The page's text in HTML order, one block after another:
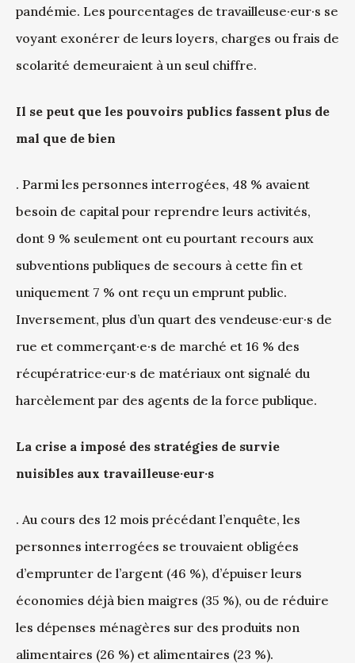
pandémie. Les pourcentages de travailleuse·eur·s se
voyant exonérer de leurs loyers, charges ou frais de
scolarité demeuraient à un seul chiffre.
Il se peut que les pouvoirs publics fassent plus de
mal que de bien
. Parmi les personnes interrogées, 48 % avaient
besoin de capital pour reprendre leurs activités,
dont 9 % seulement ont eu pourtant recours aux
subventions publiques de secours à cette fin et
uniquement 7 % ont reçu un emprunt public.
Inversement, plus d’un quart des vendeuse·eur·s de
rue et commerçant·e·s de marché et 16 % des
récupératrice·eur·s de matériaux ont signalé du
harcèlement par des agents de la force publique.
La crise a imposé des stratégies de survie
nuisibles aux travailleuse·eur·s
. Au cours des 12 mois précédant l’enquête, les
personnes interrogées se trouvaient obligées
d’emprunter de l’argent (46 %), d’épuiser leurs
économies déjà bien maigres (35 %), ou de réduire
les dépenses ménagères sur des produits non
alimentaires (26 %) et alimentaires (23 %).